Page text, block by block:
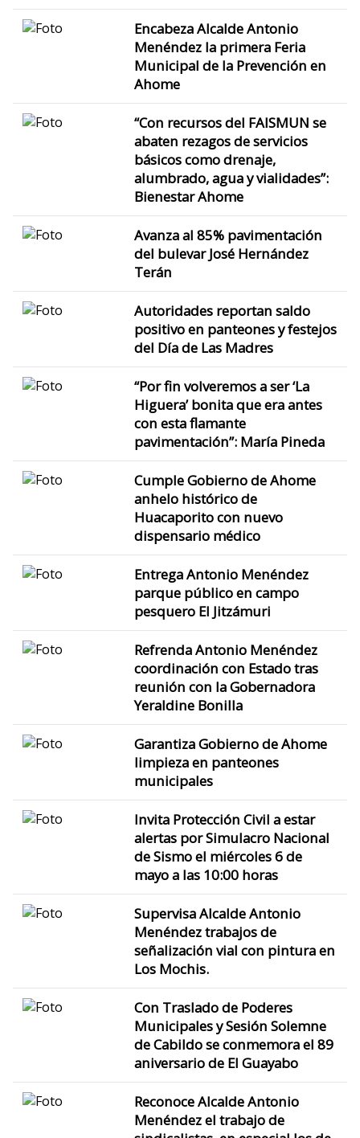
Encabeza Alcalde Antonio
Menéndez la primera Feria
Municipal de la Prevención en
Ahome
“Con recursos del FAISMUN se
abaten rezagos de servicios
básicos como drenaje,
alumbrado, agua y vialidades”:
Bienestar Ahome
Avanza al 85% pavimentación
del bulevar José Hernández
Terán
Autoridades reportan saldo
positivo en panteones y festejos
del Día de Las Madres
“Por fin volveremos a ser ‘La
Higuera’ bonita que era antes
con esta flamante
pavimentación”: María Pineda
Cumple Gobierno de Ahome
anhelo histórico de
Huacaporito con nuevo
dispensario médico
Entrega Antonio Menéndez
parque público en campo
pesquero El Jitzámuri
Refrenda Antonio Menéndez
coordinación con Estado tras
reunión con la Gobernadora
Yeraldine Bonilla
Garantiza Gobierno de Ahome
limpieza en panteones
municipales
Invita Protección Civil a estar
alertas por Simulacro Nacional
de Sismo el miércoles 6 de
mayo a las 10:00 horas
Supervisa Alcalde Antonio
Menéndez trabajos de
señalización vial con pintura en
Los Mochis.
Con Traslado de Poderes
Municipales y Sesión Solemne
de Cabildo se conmemora el 89
aniversario de El Guayabo
Reconoce Alcalde Antonio
Menéndez el trabajo de